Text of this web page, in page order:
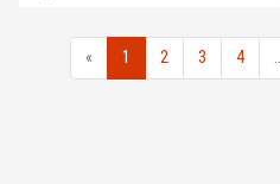
« 1 2 3 4